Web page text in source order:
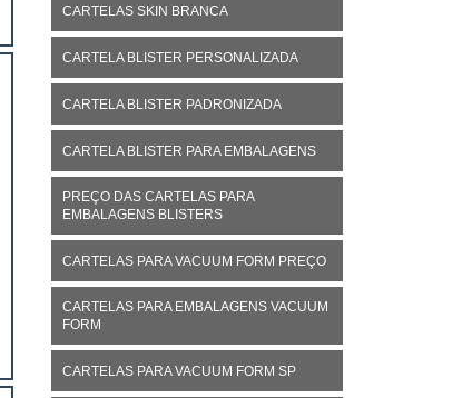
CARTELAS SKIN BRANCA
CARTELA BLISTER PERSONALIZADA
CARTELA BLISTER PADRONIZADA
CARTELA BLISTER PARA EMBALAGENS
PREÇO DAS CARTELAS PARA
EMBALAGENS BLISTERS
CARTELAS PARA VACUUM FORM PREÇO
CARTELAS PARA EMBALAGENS VACUUM
FORM
CARTELAS PARA VACUUM FORM SP